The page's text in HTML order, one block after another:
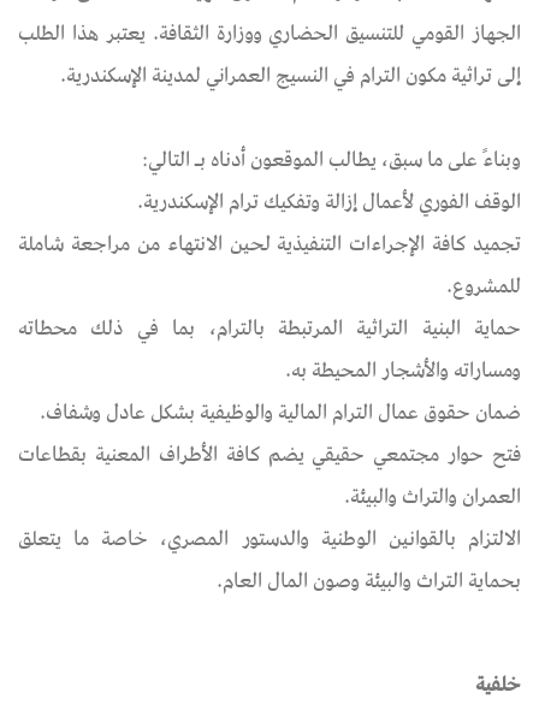
الجهاز القومي للتنسيق الحضاري ووزارة الثقافة. يعتبر هذا الطلب
إلى تراثية مكون الترام في النسيج العمراني لمدينة الإسكندرية.
وبناءً على ما سبق، يطالب الموقعون أدناه بـ التالي:
الوقف الفوري لأعمال إزالة وتفكيك ترام الإسكندرية.
تجميد كافة الإجراءات التنفيذية لحين الانتهاء من مراجعة شاملة
للمشروع.
حماية البنية التراثية المرتبطة بالترام، بما في ذلك محطاته
ومساراته والأشجار المحيطة به.
ضمان حقوق عمال الترام المالية والوظيفية بشكل عادل وشفاف.
فتح حوار مجتمعي حقيقي يضم كافة الأطراف المعنية بقطاعات
العمران والتراث والبيئة.
الالتزام بالقوانين الوطنية والدستور المصري، خاصة ما يتعلق
بحماية التراث والبيئة وصون المال العام.
خلفية